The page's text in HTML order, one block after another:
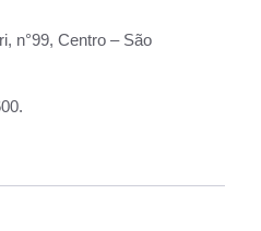
n°99, Centro – São